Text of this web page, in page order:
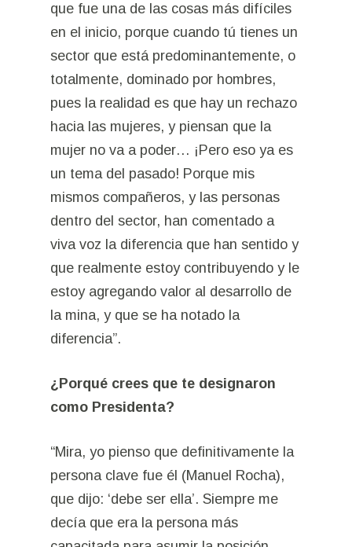
que fue una de las cosas más difíciles
en el inicio, porque cuando tú tienes un
sector que está predominantemente, o
totalmente, dominado por hombres,
pues la realidad es que hay un rechazo
hacia las mujeres, y piensan que la
mujer no va a poder… ¡Pero eso ya es
un tema del pasado! Porque mis
mismos compañeros, y las personas
dentro del sector, han comentado a
viva voz la diferencia que han sentido y
que realmente estoy contribuyendo y le
estoy agregando valor al desarrollo de
la mina, y que se ha notado la
diferencia”.
¿Porqué crees que te designaron
como Presidenta?
“Mira, yo pienso que definitivamente la
persona clave fue él (Manuel Rocha),
que dijo: ‘debe ser ella’. Siempre me
decía que era la persona más